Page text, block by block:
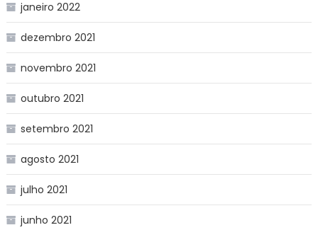
janeiro 2022
dezembro 2021
novembro 2021
outubro 2021
setembro 2021
agosto 2021
julho 2021
junho 2021